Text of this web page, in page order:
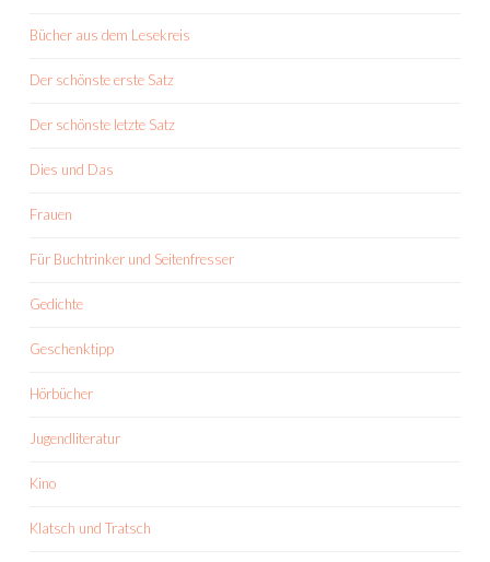
Bücher aus dem Lesekreis
Der schönste erste Satz
Der schönste letzte Satz
Dies und Das
Frauen
Für Buchtrinker und Seitenfresser
Gedichte
Geschenktipp
Hörbücher
Jugendliteratur
Kino
Klatsch und Tratsch